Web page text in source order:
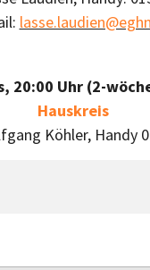
20:00 Uhr (2-
Hauskreis
Köhler, Handy